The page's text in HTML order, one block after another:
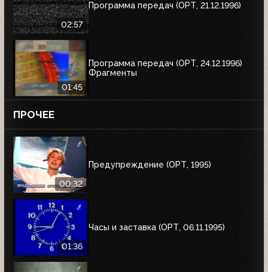
02:57
Программа передач (ОРТ, 21.12.1996)
01:45
Программа передач (ОРТ, 24.12.1996)
Фрагменты
ПРОЧЕЕ
00:32
Предупреждение (ОРТ, 1995)
01:36
Часы и заставка (ОРТ, 06.11.1995)